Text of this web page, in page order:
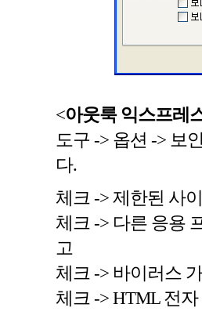
<아웃룩 익스프레
도구 -> 옵션 -> 보
다.
체크 -> 제한된 사
체크 -> 다른 응용
고
체크 -> 바이러스
체크 -> HTML 전